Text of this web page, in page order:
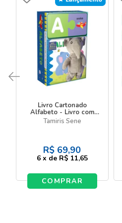
Livro Cartonado
Alfabeto - Livro com
pelúcia e quebra-
Tamiris Sene
R$ 69,90
6 x de R$ 11,65
COMPRAR